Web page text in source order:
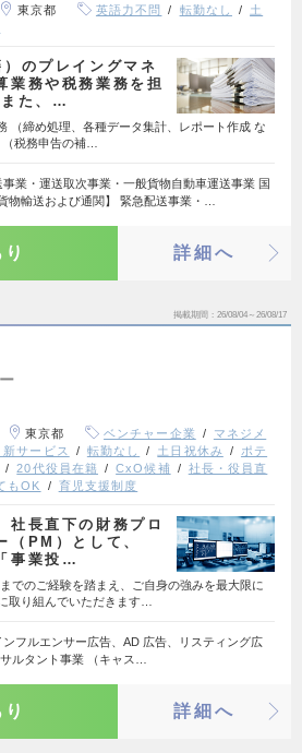
東京都 英語力不問 転勤なし
土
のプレイングマネ
業務や税務業務を担
た、…
（締め処理、各種データ集計、レポート作成 な
税務申告の補…
業・運送取次事業・一般貨物自動車運送事業 国
物輸送および通関】 緊急配送事業・…
詳細へ
掲載期間 26/08/04～26/08/17
東京都 ベンチャー企業
マネジメ
サービス 転勤なし 土日祝休み
ポテ
20代役員在籍 CxO候補
社長・役員直
もOK 育児支援制度
社長直下の財務プロ
（PM）として、
事業投…
でのご経験を踏まえ、ご自身の強みを最大限に
取り組んでいただきます…
ンフルエンサー広告、AD 広告、リスティング広
ルタント事業 （キャス…
詳細へ